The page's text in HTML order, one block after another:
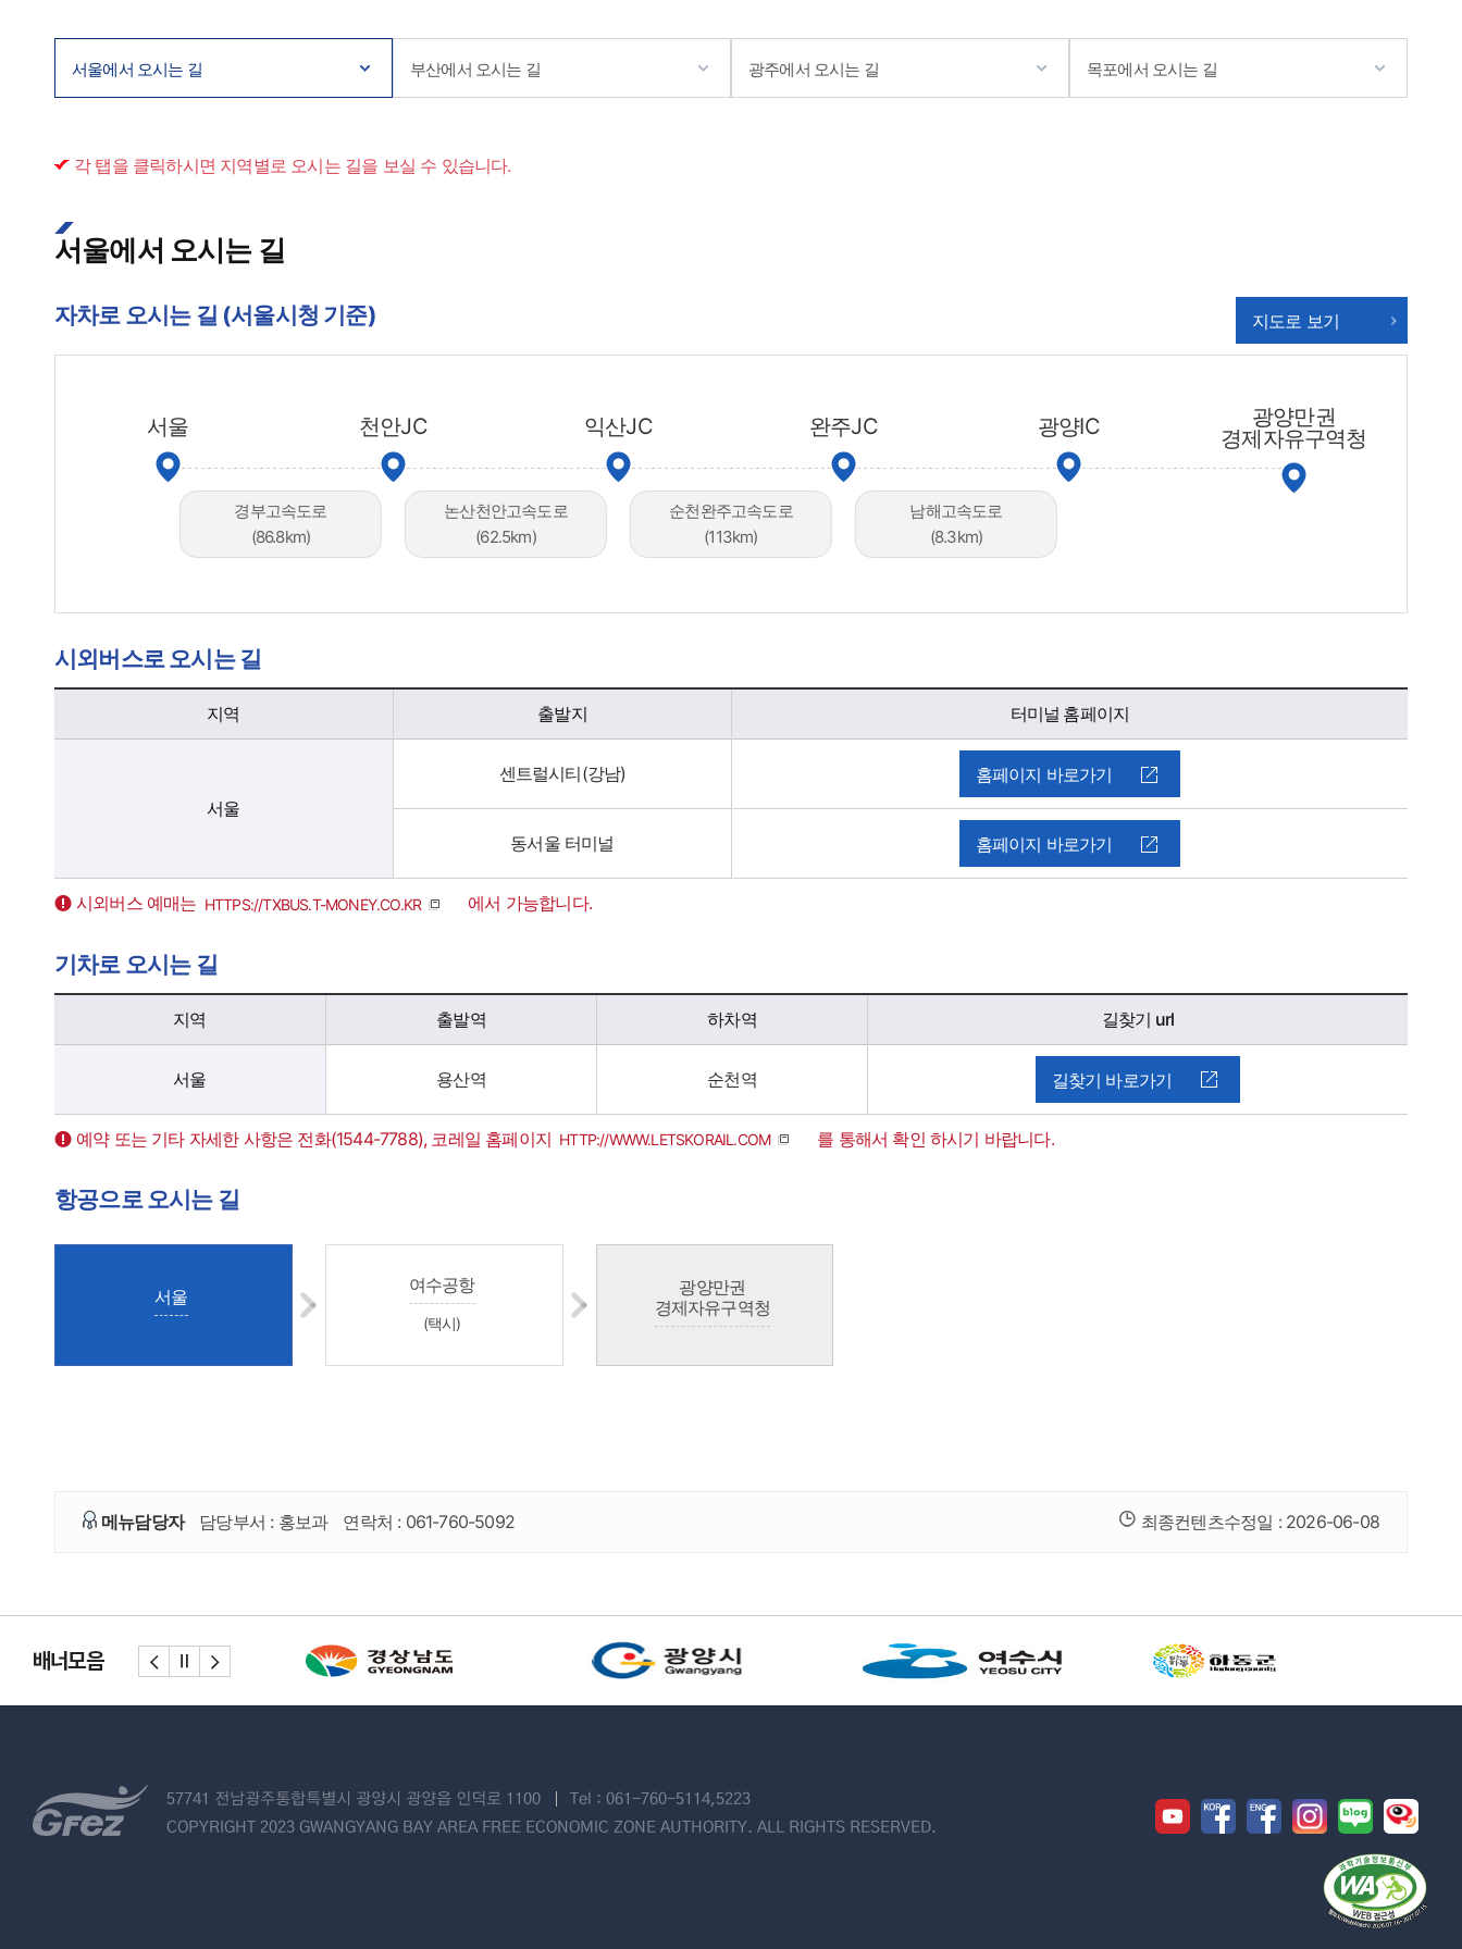
서울에서 오시는 길 부산에서 오시는 길 광주에서 오시는 길 목포에서 오시는 길
각 탭을 클릭하시면 지역별로 오시는 길을 보실 수 있습니다.
서울에서 오시는 길
자차로 오시는 길 (서울시청 기준) 지도로 보기
서울
경부고속도로​
(86.8km)
천안JC​
논산천안고속도로​
(62.5km)
익산JC
순천완주고속도로
(113km)
완주JC
남해고속도로
(8.3km)
광양IC
광양만권
경제자유구역청
시외버스로 오시는 길
시외버스로 오시는 길 - 지역, 출발지, 터미널 홈페이지 정보 제공
지역
출발지 터미널 홈페이지
서울
센트럴시티(강남) 홈페이지 바로가기
동서울 터미널 홈페이지 바로가기
시외버스 예매는 HTTPS://TXBUS.T-MONEY.CO.KR 에서 가능합니다.
기차로 오시는 길
기차로로 오시는 길 - 지역, 출발지, 터미널 홈페이지 정보 제공
지역
출발역 하차역 길찾기 url
서울 용산역 순천역 길찾기 바로가기
예약 또는 기타 자세한 사항은 전화(1544-7788), 코레일 홈페이지 HTTP://WWW.LETSKORAIL.COM 를 통해서 ​확인 하시기 바랍니다.
항공으로 오시는 길
서울
여수공항
(택시)
광양만권
경제자유구역청
메뉴담당자 담당부서 : 홍보과 연락처 : 061-760-5092 최종컨텐츠수정일 : 2026-06-08
배너모음
57741 전남광주통합특별시 광양시 광양읍 인덕로 1100
Tel : 061-760-5114,5223
COPYRIGHT 2023 GWANGYANG BAY AREA FREE ECONOMIC ZONE AUTHORITY. ALL RIGHTS RESERVED.